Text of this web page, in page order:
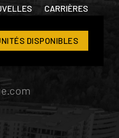
DISPONIBLES
CARRIÈRES